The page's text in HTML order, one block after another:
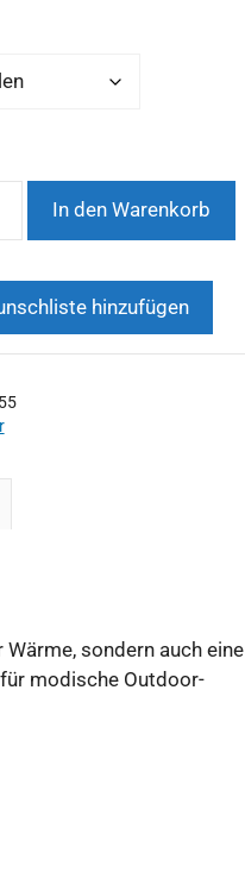
In den Warenkorb
hinzufügen
sondern auch eine
modische Outdoor-